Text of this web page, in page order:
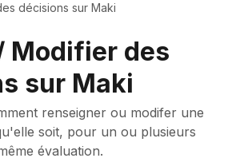
décisions sur Maki
Modifier des
sur Maki
renseigner ou modifer une
soit, pour un ou plusieurs
évaluation.